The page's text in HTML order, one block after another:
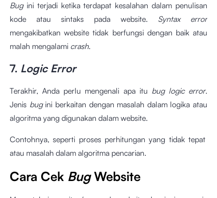
Bugini terjadi ketika terdapat kesalahan dalam penulisan
kode atau sintaks pada website. Syntax error
mengakibatkan website tidak berfungsi dengan baik atau
malah mengalami crash.
7. Logic Error
Terakhir, Anda perlu mengenali apa itu bug logic error.
Jenis bugini berkaitan dengan masalah dalam logika atau
algoritma yang digunakan dalam website.
Contohnya, seperti proses perhitungan yang tidak tepat
atau masalah dalam algoritma pencarian.
Cara Cek BugWebsite